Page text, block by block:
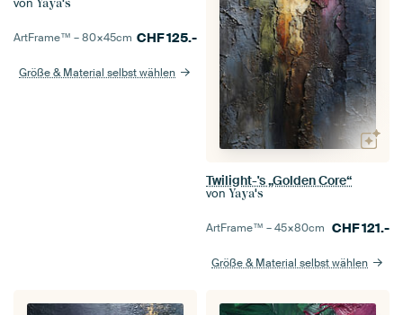
von Yaya's
ArtFrame™ –80×45cm CHF125.-
Größe & Material selbst wählen
Twilight-'s „Golden Core“
von Yaya's
ArtFrame™ –45×80cm CHF121.-
Größe & Material selbst wählen